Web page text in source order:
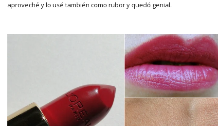
aproveché y lo usé también como rubor y quedó genial.